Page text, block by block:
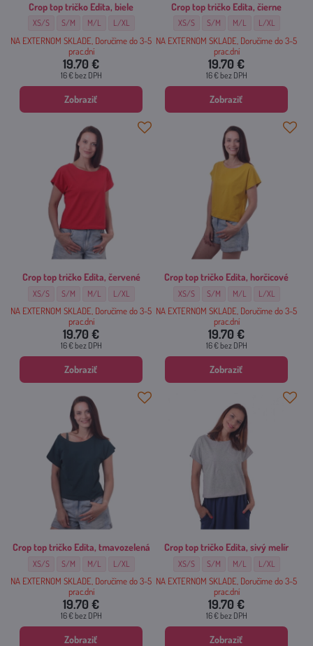
Crop top tričko Edita, biele
Crop top tričko Edita, biele - Veľkosť:
XS/S Crop top tričko Edita, biele - Veľkosť:
S/M Crop top tričko Edita, biele - Veľkosť:
M/L Crop top tričko Edita, biele - Veľkosť:
L/XL
NA EXTERNOM SKLADE, Doručíme do 3-5
prac.dní
19.70 €
16 €bez DPH
Zobraziť
Crop top tričko Edita, čierne
Crop top tričko Edita, čierne - Veľkosť:
XS/S Crop top tričko Edita, čierne -
S/M Crop top tričko Edita,
M/L Crop top tričko
L/XL
NA EXTERNOM SKLADE, Doručíme do 3-5
prac.dní
19.70 €
16 €bez DPH
Zobraziť
Crop top tričko Edita, červené
Crop top tričko Edita, červené - Veľkosť:
XS/S Crop top tričko Edita, červené - Veľkosť:
S/M Crop top tričko Edita, červené - Veľkosť:
M/L Crop top tričko Edita, červené - Veľkosť:
L/XL
NA EXTERNOM SKLADE, Doručíme do 3-5
prac.dní
19.70 €
16 €bez DPH
Zobraziť
Crop top tričko Edita, horčicové
Crop top tričko Edita, horčicové - Veľkosť:
XS/S Crop top tričko Edita, horčicové -
S/M Crop top tričko Edita,
M/L Crop top tričko
L/XL
NA EXTERNOM SKLADE, Doručíme do 3-5
prac.dní
19.70 €
16 €bez DPH
Zobraziť
Crop top tričko Edita, tmavozelená
Crop top tričko Edita, tmavozelená - Veľkosť:
XS/S Crop top tričko Edita, tmavozelená - Veľkosť:
S/M Crop top tričko Edita, tmavozelená - Veľkosť:
M/L Crop top tričko Edita, tmavozelená - Veľkosť:
L/XL
NA EXTERNOM SKLADE, Doručíme do 3-5
prac.dní
19.70 €
16 €bez DPH
Zobraziť
Crop top tričko Edita, sivý melír
Crop top tričko Edita, sivý melír - Veľkosť:
XS/S Crop top tričko Edita, sivý melír -
S/M Crop top tričko Edita,
M/L Crop top tričko
L/XL
NA EXTERNOM SKLADE, Doručíme do 3-5
prac.dní
19.70 €
16 €bez DPH
Zobraziť